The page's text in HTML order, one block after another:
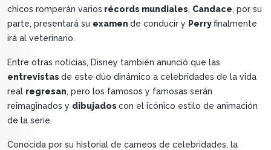
chicos romperán varios récords mundiales, Candace, por su
parte, presentará su examen de conducir y Perryfinalmente
irá al veterinario.
Entre otras noticias, Disney también anunció que las
entrevistas de este dúo dinámico a celebridades de la vida
real regresan, pero los famosos y famosas serán
reimaginados y dibujados con el icónico estilo de animación
de la serie.
Conocida por su historial de cameos de celebridades, la